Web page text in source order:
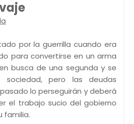
por la guerrilla cuando era
para convertirse en un arma
busca de una segunda y se
sociedad, pero las deudas
lo perseguirán y deberá
el trabajo sucio del gobierno
familia.